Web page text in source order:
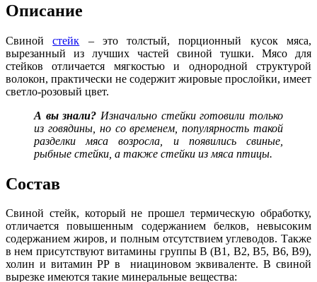
Описание
Свинойстейк – это толстый, порционный кусок мяса,
вырезанный из лучших частей свиной тушки. Мясо для
стейков отличается мягкостью и однородной структурой
волокон, практически не содержит жировые прослойки, имеет
светло-розовый цвет.
А вы знали? Изначально стейки готовили только
из говядины, но со временем, популярность такой
разделки мяса возросла, и появились свиные,
рыбные стейки, а также стейки из мяса птицы.
Состав
Свиной стейк, который не прошел термическую обработку,
отличается повышенным содержанием белков, невысоким
содержанием жиров, и полным отсутствием углеводов. Также
в нем присутствуют витамины группы В (В1, В2, В5, В6, В9),
холин и витамин РР в ниациновом эквиваленте. В свиной
вырезке имеются такие минеральные вещества: